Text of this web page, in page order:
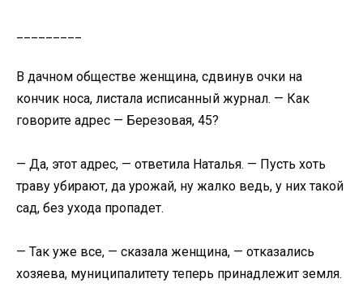
В дачном обществе женщина, сдвинув очки на
кончик носа, листала исписанный журнал. — Как
говорите адрес — Березовая, 45?
— Да, этот адрес, — ответила Наталья. — Пусть хоть
траву убирают, да урожай, ну жалко ведь, у них такой
сад, без ухода пропадет.
— Так уже все, — сказала женщина, — отказались
хозяева, муниципалитету теперь принадлежит земля.